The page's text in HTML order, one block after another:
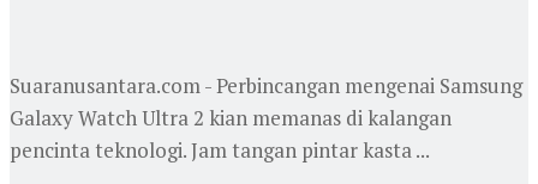
Suaranusantara.com - Perbincangan mengenai Samsung
Galaxy Watch Ultra 2 kian memanas di kalangan
pencinta teknologi. Jam tangan pintar kasta ...